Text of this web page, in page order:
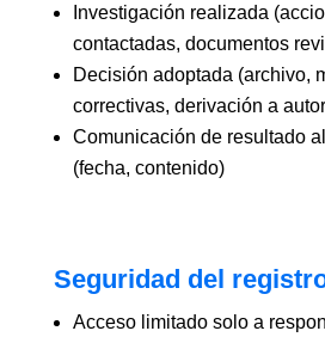
Investigación realizada
contactadas, documentos
Decisión adoptada (archivo,
correctivas, derivación a
Comunicación de resultado
(fecha, contenido)
Seguridad del
Acceso limitado solo a